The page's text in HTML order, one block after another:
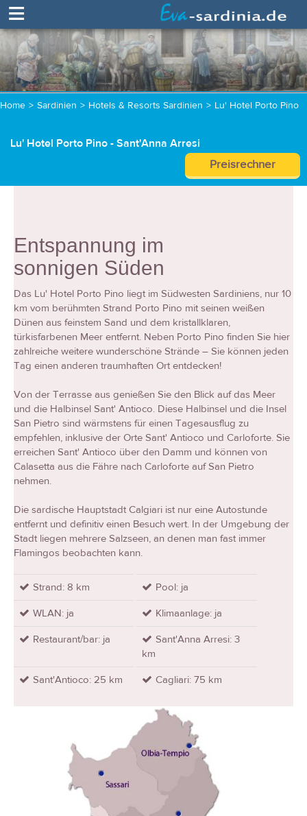
≡
Home > Sardinien > Hotels & Resorts Sardinien > Lu' Hotel Porto Pino
Lu' Hotel Porto Pino - Sant'Anna Arresi
Preisrechner
Entspannung im
sonnigen Süden
Das Lu' Hotel Porto Pino liegt im Südwesten Sardiniens, nur 10
km vom berühmten Strand Porto Pino mit seinen weißen
Dünen aus feinstem Sand und dem kristallklaren,
türkisfarbenen Meer entfernt. Neben Porto Pino finden Sie hier
zahlreiche weitere wunderschöne Strände – Sie können jeden
Tag einen anderen traumhaften Ort entdecken!
Von der Terrasse aus genießen Sie den Blick auf das Meer
und die Halbinsel Sant' Antioco. Diese Halbinsel und die Insel
San Pietro sind wärmstens für einen Tagesausflug zu
empfehlen, inklusive der Orte Sant' Antioco und Carloforte. Sie
erreichen Sant' Antioco über den Damm und können von
Calasetta aus die Fähre nach Carloforte auf San Pietro
nehmen.
Die sardische Hauptstadt Calgiari ist nur eine Autostunde
entfernt und definitiv einen Besuch wert. In der Umgebung der
Stadt liegen mehrere Salzseen, an denen man fast immer
Flamingos beobachten kann.
Strand: 8 km
Pool: ja
WLAN: ja
Klimaanlage: ja
Restaurant/bar: ja
Sant'Anna Arresi: 3
km
Sant'Antioco: 25 km
Cagliari: 75 km